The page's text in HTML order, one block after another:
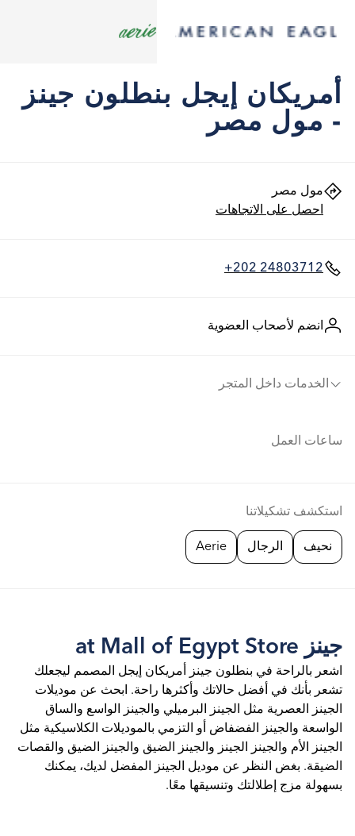
أمريكان إيجل بنطلون جينز
- مول مصر
مول مصر
احصل على الاتجاهات
+202 24803712
انضم لأصحاب العضوية
الخدمات داخل المتجر
ساعات العمل
استكشف تشكيلاتنا
نحيف الرجال Aerie
جينز at Mall of Egypt Store
اشعر بالراحة في بنطلون جينز أمريكان إيجل المصمم ليجعلك
تشعر بأنك في أفضل حالاتك وأكثرها راحة. ابحث عن موديلات
الجينز العصرية مثل الجينز البرميلي والجينز الواسع والساق
الواسعة والجينز الفضفاض أو التزمي بالموديلات الكلاسيكية مثل
الجينز الأم والجينز الجينز والجينز الضيق والجينز الضيق والقصات
الضيقة. بغض النظر عن موديل الجينز المفضل لديك، يمكنك
بسهولة مزج إطلالتك وتنسيقها معًا.